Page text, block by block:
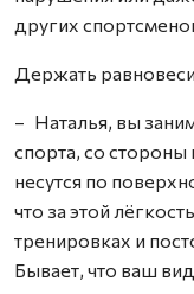
других
Держать
– Наталья, вы
спорта, со стороны
несутся по
что за этой
тренировках и
Бывает, что ваш